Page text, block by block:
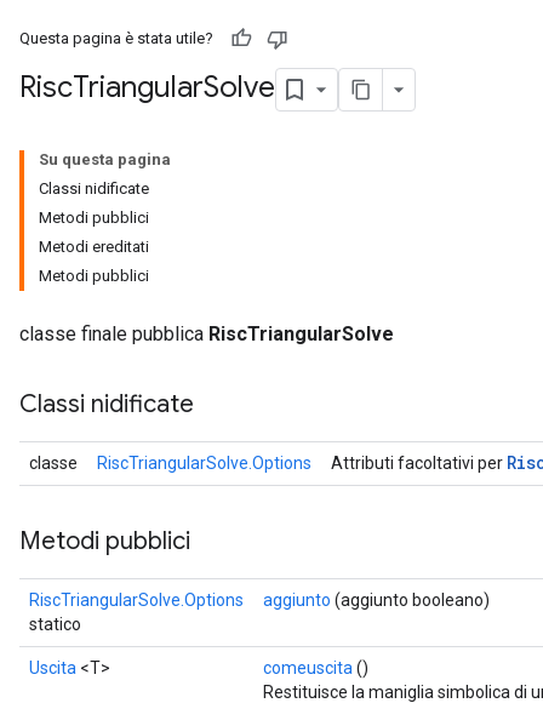
Questa pagina è stata utile?
RiscTriangularSolve
Su questa pagina
Classi nidificate
Metodi pubblici
Metodi ereditati
Metodi pubblici
classe finale pubblica RiscTriangularSolve
Classi nidificate
classe RiscTriangularSolve.Options Attributi facoltativi per
Metodi pubblici
RiscTriangularSolve.Options
statico
aggiunto (aggiunto booleano)
Uscita <T> comeuscita ()
Restituisce la maniglia simbolica di